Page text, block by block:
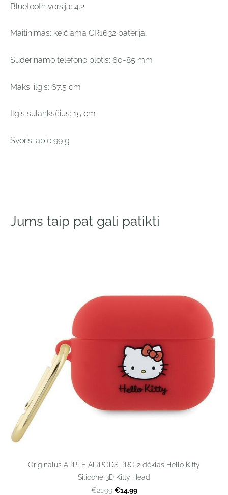
Bluetooth versija: 4.2
Maitinimas: keičiama CR1632 baterija
Suderinamo telefono plotis: 60-85 mm
Maks. ilgis: 67.5 cm
Ilgis sulanksčius: 15 cm
Svoris: apie 99 g
Jums taip pat gali patikti
Originalus APPLE AIRPODS PRO 2 dėklas Hello Kitty
Silicone 3D Kitty Head
€21.99 €14.99